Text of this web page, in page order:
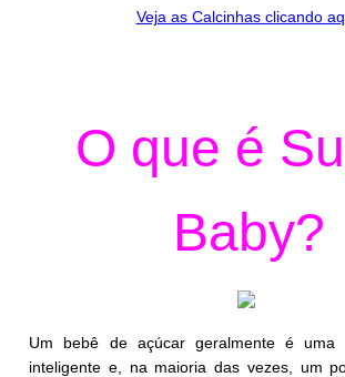
Veja as Calcinhas clicando
O que é
Baby?
Um bebê de açúcar geralmente é uma
inteligente e, na maioria das vezes, um